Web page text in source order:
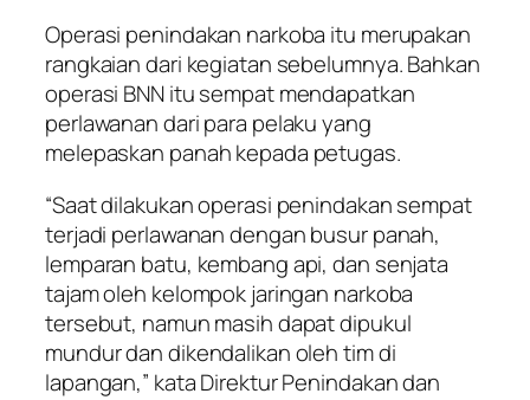
Operasi penindakan narkoba itu merupakan
rangkaian dari kegiatan sebelumnya. Bahkan
operasi BNN itu sempat mendapatkan
perlawanan dari para pelaku yang
melepaskan panah kepada petugas.
“Saat dilakukan operasi penindakan sempat
terjadi perlawanan dengan busur panah,
lemparan batu, kembang api, dan senjata
tajam oleh kelompok jaringan narkoba
tersebut, namun masih dapat dipukul
mundur dan dikendalikan oleh tim di
lapangan,” kata Direktur Penindakan dan